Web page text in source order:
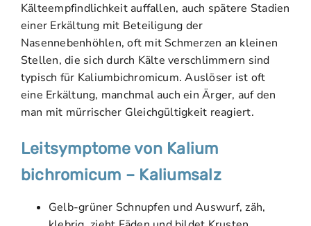
Kälteempfindlichkeit auffallen, auch spätere Stadien
einer Erkältung mit Beteiligung der
Nasennebenhöhlen, oft mit Schmerzen an kleinen
Stellen, die sich durch Kälte verschlimmern sind
typisch für Kaliumbichromicum. Auslöser ist oft
eine Erkältung, manchmal auch ein Ärger, auf den
man mit mürrischer Gleichgültigkeit reagiert.
Leitsymptome von Kalium
bichromicum – Kaliumsalz
Gelb-grüner Schnupfen und Auswurf, zäh,